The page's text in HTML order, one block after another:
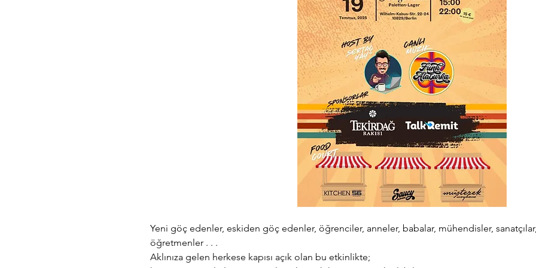
Yeni göç edenler, eskiden göç edenler, öğrenciler, anneler, babalar, mühendisler,
öğretmenler . . .
Aklınıza gelen herkese kapısı açık olan bu etkinlikte;